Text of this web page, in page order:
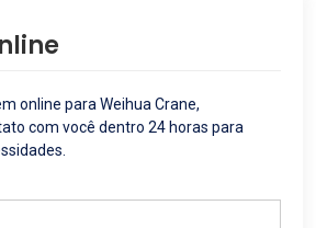
online para Weihua Crane,
com você dentro 24 horas para